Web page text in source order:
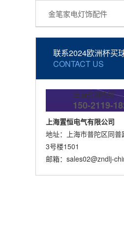
金笔家电灯饰配件
联系2024欧洲杯买
CONTACT US
全国咨询热线
150-2119-
上海置恒电气有限公司
地址：上海市普陀区同普
3号楼1501
邮箱： sales02@zndlj-